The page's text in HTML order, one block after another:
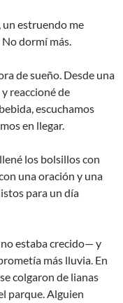
un estruendo me
No dormí más.
de sueño. Desde una
y reaccioné de
escuchamos
en llegar.
los bolsillos con
una oración y una
para un día
estaba crecido— y
más lluvia. En
colgaron de lianas
parque. Alguien